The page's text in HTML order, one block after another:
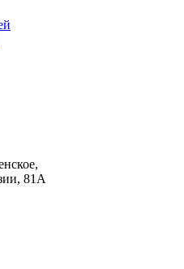
81А